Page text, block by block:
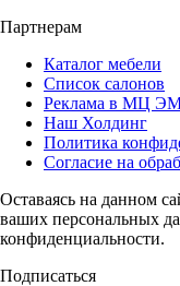
Партнерам
Каталог мебели
Список салонов
Реклама в МЦ
Наш Холдинг
Политика
Согласие на
Оставаясь на данном
ваших персональных
конфиденциальности.
Подписаться